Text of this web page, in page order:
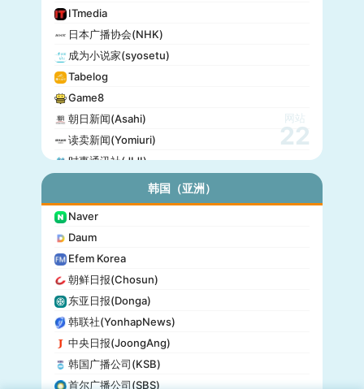
ITmedia
日本广播协会(NHK)
成为小说家(syosetu)
Tabelog
Game8
朝日新闻(Asahi)
读卖新闻(Yomiuri)
时事通讯社(JIJI)
产经新闻(Sankei)
东京放送(TBS)
朝日电视台(TV Asahi)
东京电视台(TV Tokyo)
日本电视台(NTV)
富士电视台(Fuji TV)
日本时报(Japan Times)
网站
22
韩国（亚洲）
Naver
Daum
Efem Korea
朝鲜日报(Chosun)
东亚日报(Donga)
韩联社(YonhapNews)
中央日报(JoongAng)
韩国广播公司(KSB)
首尔广播公司(SBS)